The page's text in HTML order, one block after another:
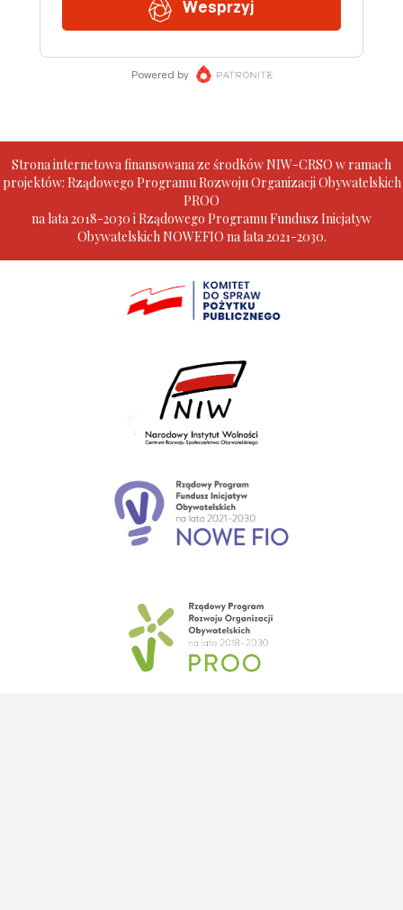
Strona internetowa finansowana ze środków NIW-CRSO w ramach
projektów: Rządowego Programu Rozwoju Organizacji Obywatelskich
PROO
na lata 2018-2030 i Rządowego Programu Fundusz Inicjatyw
Obywatelskich NOWEFIO na lata 2021-2030.